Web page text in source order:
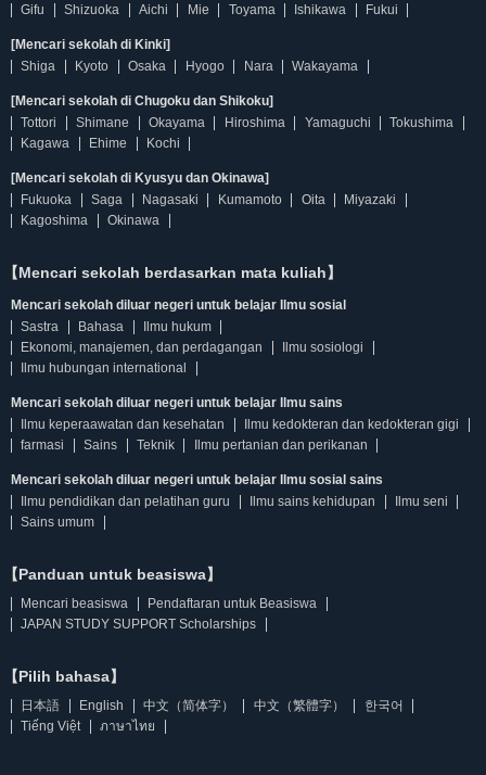
Gifu
Shizuoka Aichi Mie Toyama Ishikawa Fukui
[Mencari sekolah di Kinki]
Shiga
Kyoto Osaka Hyogo Nara Wakayama
[Mencari sekolah di Chugoku dan Shikoku]
Tottori
Shimane Okayama Hiroshima Yamaguchi
Tokushima
Kagawa
Ehime Kochi
[Mencari sekolah di Kyusyu dan Okinawa]
Fukuoka
Saga Nagasaki Kumamoto Oita
Miyazaki
Kagoshima
Okinawa
【Mencari sekolah berdasarkan mata kuliah】
Mencari sekolah diluar negeri untuk belajar Ilmu sosial
Sastra
Bahasa
Ilmu hukum
Ekonomi, manajemen, dan perdagangan
Ilmu sosiologi
Ilmu hubungan international
Mencari sekolah diluar negeri untuk belajar Ilmu sains
Ilmu keperaawatan dan kesehatan
Ilmu kedokteran dan kedokteran gigi
farmasi
Sains Teknik Ilmu pertanian dan perikanan
Mencari sekolah diluar negeri untuk belajar Ilmu sosial sains
Ilmu pendidikan dan pelatihan guru
Ilmu sains kehidupan
Ilmu seni
Sains umum
【Panduan untuk beasiswa】
Mencari beasiswa
Pendaftaran untuk Beasiswa
JAPAN STUDY SUPPORT Scholarships
【Pilih bahasa】
日本語 English 中文（简体字） 中文（繁體字）
한국어
Tiếng Việt
ภาษาไทย